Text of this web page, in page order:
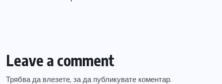
Leave a comment
Трябва да влезете, за да публикувате коментар.